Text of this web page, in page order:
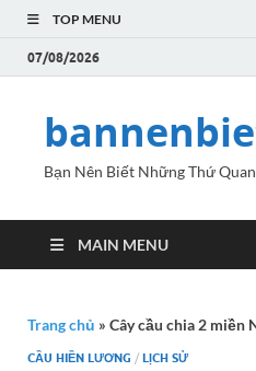
TOP MENU
07/08/2026
Bạn Nên Biết Những Thứ
MAIN MENU
Trang chủ » Cây cầu chia 2 miền
CẦU HIỀN LƯƠNG / LỊCH SỬ